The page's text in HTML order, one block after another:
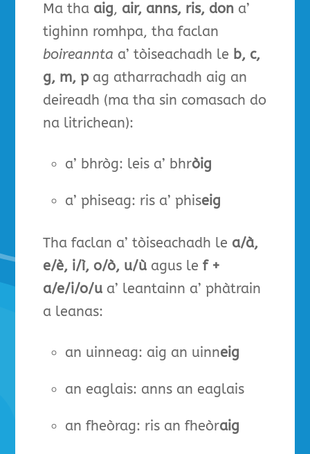
Ma tha aig, air, anns, ris, don a’
tighinn romhpa, tha faclan
boireannta a’ tòiseachadh le b, c,
g, m, p ag atharrachadh aig an
deireadh (ma tha sin comasach do
na litrichean):
a’ bhròg: leis a’ bhròig
a’ phiseag: ris a’ phiseig
Tha faclan a’ tòiseachadh le a/à,
e/è, i/ì, o/ò, u/ù agus lef +
a/e/i/o/u a’ leantainn a’ phàtrain
a leanas:
an uinneag: aig an uinneig
an eaglais: anns an eaglais
an fheòrag: ris an fheòraig